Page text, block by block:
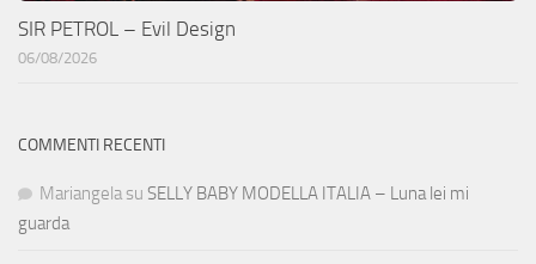
SIR PETROL – Evil Design
06/08/2026
COMMENTI RECENTI
Mariangela su SELLY BABY MODELLA ITALIA – Luna lei mi
guarda